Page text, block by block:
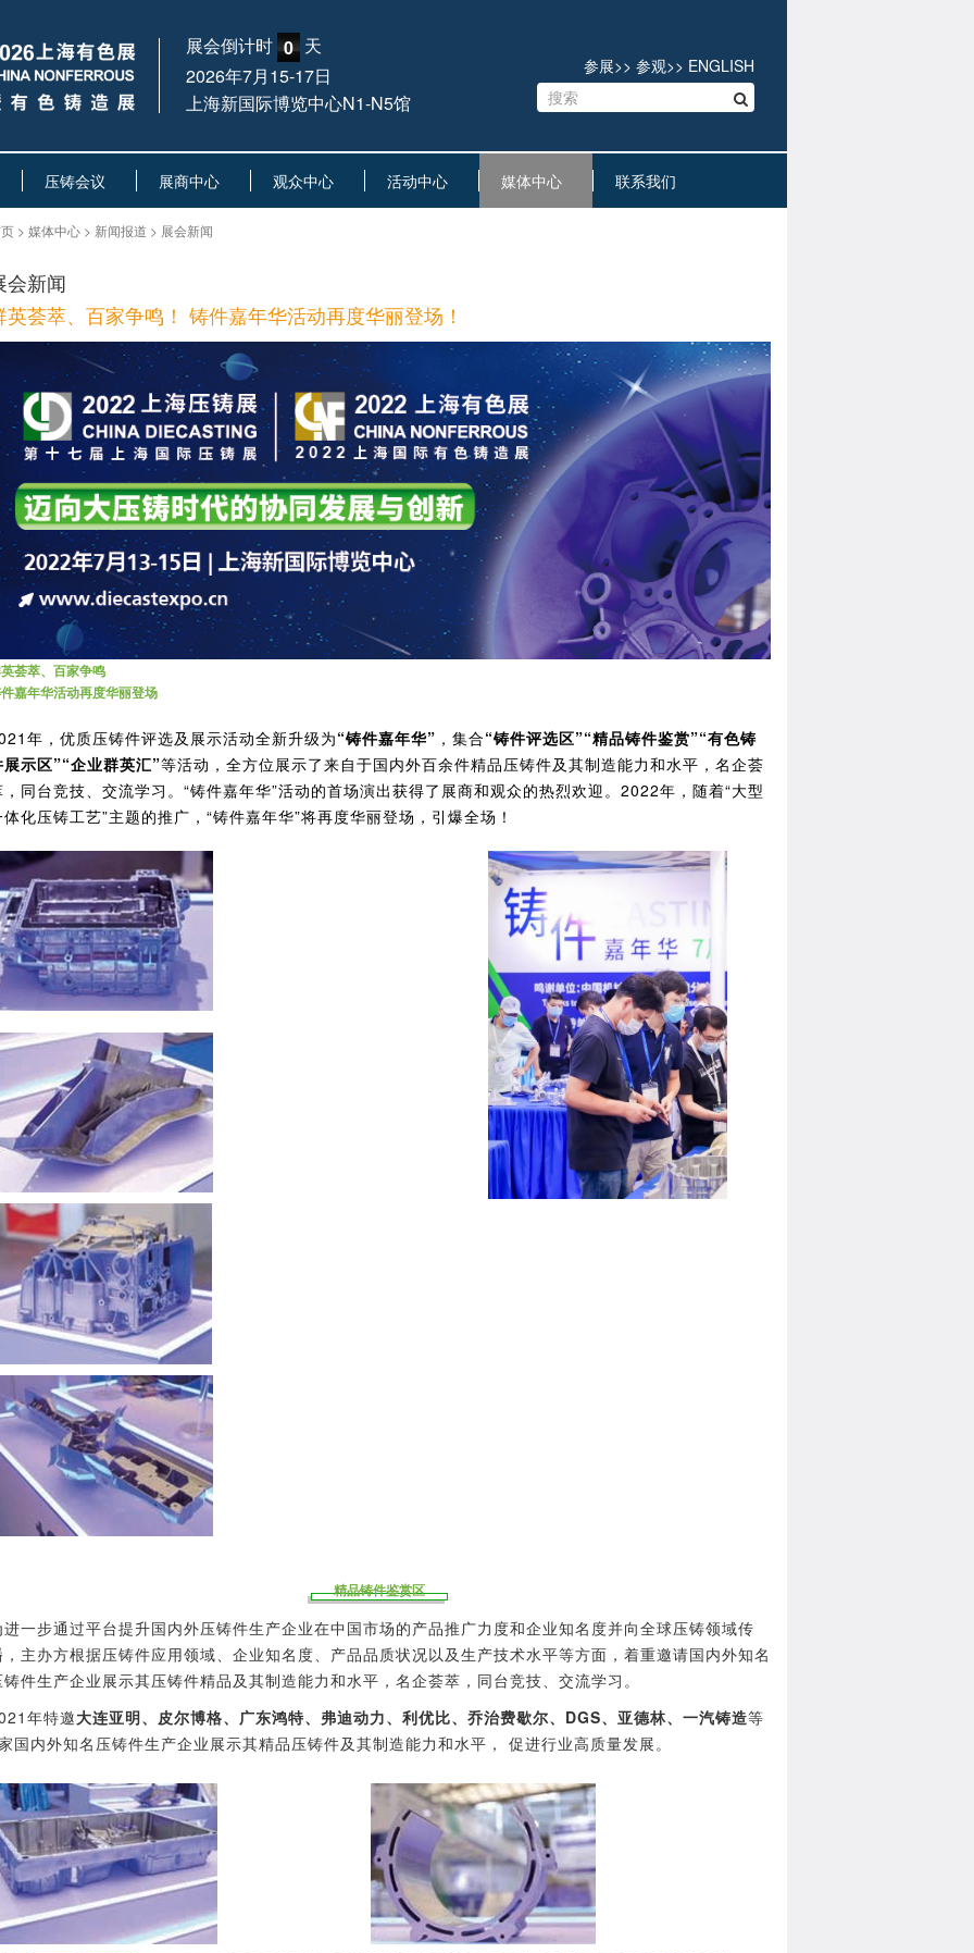
展会倒计时 0 天
2026年7月15-17日
上海新国际博览中心N1-N5馆
参展>> 参观>> ENGLISH
压铸会议 展商中心 观众中心 活动中心 媒体中心 联系我们
> 媒体中心 > 新闻报道 > 展会新闻
会新闻
英荟萃、百家争鸣！ 铸件嘉年华活动再度华丽登场！
荟萃、百家争鸣
嘉年华活动再度华丽登场
年，优质压铸件评选及展示活动全新升级为“铸件嘉年华” ，集合“铸件评选区”“精品铸件鉴赏”“有色铸
展示区”“企业群英汇”等活动，全方位展示了来自于国内外百余件精品压铸件及其制造能力和水平，名企荟
，同台竞技、交流学习。“铸件嘉年华”活动的首场演出获得了展商和观众的热烈欢迎。2022年，随着“大型
体化压铸工艺”主题的推广，“铸件嘉年华”将再度华丽登场，引爆全场！
精品铸件鉴赏区
进一步通过平台提升国内外压铸件生产企业在中国市场的产品推广力度和企业知名度并向全球压铸领域传
，主办方根据压铸件应用领域、企业知名度、产品品质状况以及生产技术水平等方面，着重邀请国内外知名
铸件生产企业展示其压铸件精品及其制造能力和水平，名企荟萃，同台竞技、交流学习。
年特邀大连亚明、皮尔博格、广东鸿特、弗迪动力、利优比、乔治费歇尔、DGS、亚德林、一汽铸造等
国内外知名压铸件生产企业展示其精品压铸件及其制造能力和水平， 促进行业高质量发展。